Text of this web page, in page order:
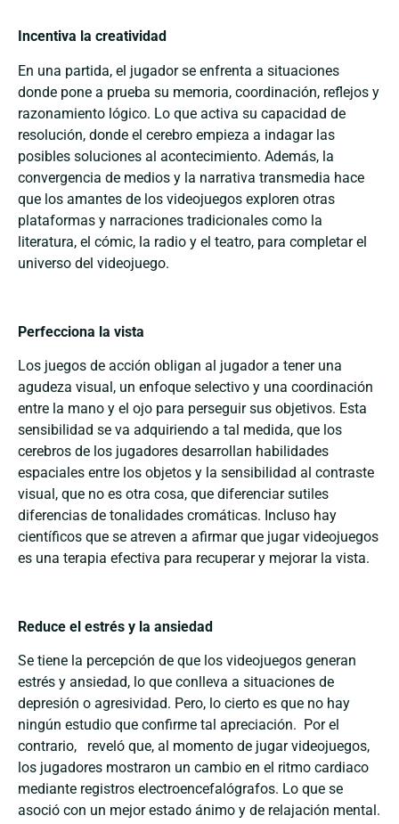
Incentiva la creatividad
En una partida, el jugador se enfrenta a situaciones
donde pone a prueba su memoria, coordinación, reflejos y
razonamiento lógico. Lo que activa su capacidad de
resolución, donde el cerebro empieza a indagar las
posibles soluciones al acontecimiento. Además, la
convergencia de medios y la narrativa transmedia hace
que los amantes de los videojuegos exploren otras
plataformas y narraciones tradicionales como la
literatura, el cómic, la radio y el teatro, para completar el
universo del videojuego.
Perfecciona la vista
Los juegos de acción obligan al jugador a tener una
agudeza visual, un enfoque selectivo y una coordinación
entre la mano y el ojo para perseguir sus objetivos. Esta
sensibilidad se va adquiriendo a tal medida, que los
cerebros de los jugadores desarrollan habilidades
espaciales entre los objetos y la sensibilidad al contraste
visual, que no es otra cosa, que diferenciar sutiles
diferencias de tonalidades cromáticas. Incluso hay
científicos que se atreven a afirmar que jugar videojuegos
es una terapia efectiva para recuperar y mejorar la vista.
Reduce el estrés y la ansiedad
Se tiene la percepción de que los videojuegos generan
estrés y ansiedad, lo que conlleva a situaciones de
depresión o agresividad. Pero, lo cierto es que no hay
ningún estudio que confirme tal apreciación. Por el
contrario, reveló que, al momento de jugar videojuegos,
los jugadores mostraron un cambio en el ritmo cardiaco
mediante registros electroencefalógrafos. Lo que se
asoció con un mejor estado ánimo y de relajación mental.